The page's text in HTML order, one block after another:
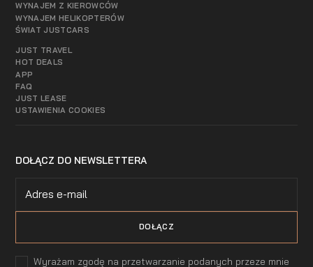
WYNAJEM Z KIEROWCÓW
WYNAJEM HELIKOPTERÓW
ŚWIAT JUSTCARS
JUST TRAVEL
HOT DEALS
APP
FAQ
JUST LEASE
USTAWIENIA COOKIES
DOŁĄCZ DO NEWSLETTERA
Wyrażam zgodę na przetwarzanie podanych przeze mnie